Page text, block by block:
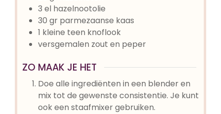
3 el hazelnootolie
30 gr parmezaanse kaas
1 kleine teen knoflook
versgemalen zout en peper
ZO MAAK JE HET
Doe alle ingrediënten in een blender en
mix tot de gewenste consistentie. Je kunt
ook een staafmixer gebruiken.